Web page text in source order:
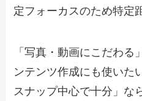
定フォーカスのため特定
「写真・動画にこだわる
ンテンツ作成にも使いた
スナップ中心で十分」な